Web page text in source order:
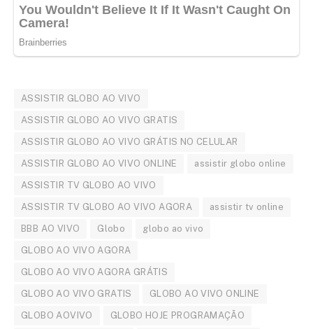
ASSISTIR GLOBO AO VIVO
ASSISTIR GLOBO AO VIVO GRATIS
ASSISTIR GLOBO AO VIVO GRÁTIS NO CELULAR
ASSISTIR GLOBO AO VIVO ONLINE assistir globo online
ASSISTIR TV GLOBO AO VIVO
ASSISTIR TV GLOBO AO VIVO AGORA assistir tv online
BBB AO VIVO Globo globo ao vivo
GLOBO AO VIVO AGORA
GLOBO AO VIVO AGORA GRÁTIS
GLOBO AO VIVO GRATIS GLOBO AO VIVO ONLINE
GLOBO AOVIVO GLOBO HOJE PROGRAMAÇÃO